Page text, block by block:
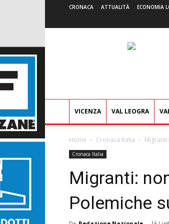
CRONACA ATTUALITÀ ECONOMIA
VICENZA VAL LEOGRA
Home Cronaca Italia
Cronaca Italia
Migranti:
Polemiche